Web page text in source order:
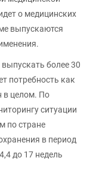
о медицинских
выпускаются
более 30
потребность как
в целом. По
ситуации
по стране
в период
до 17 недель